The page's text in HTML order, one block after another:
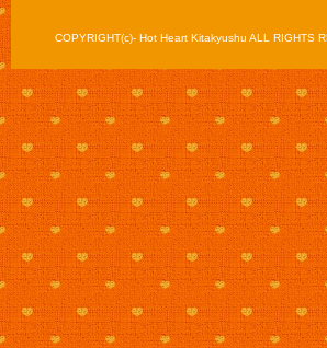
COPYRIGHT(c)- Hot Heart Kitakyushu ALL RIGHTS